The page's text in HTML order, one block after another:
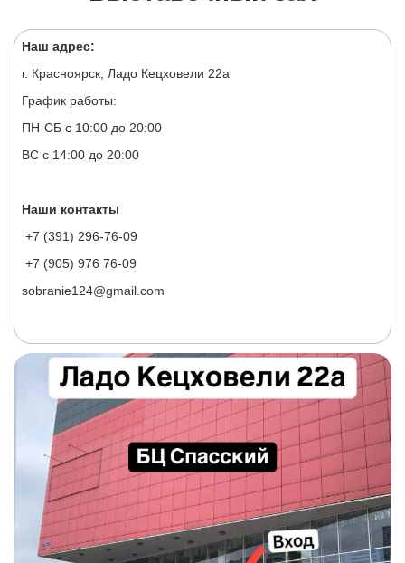
Наш адрес:
г. Красноярск, Ладо Кецховели 22а
График работы:
ПН-СБ с 10:00 до 20:00
ВС с 14:00 до 20:00
Наши контакты
+7 (391) 296-76-09
+7 (905) 976 76-09
sobranie124@gmail.com